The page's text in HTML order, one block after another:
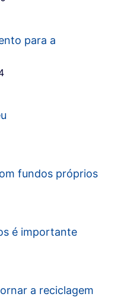
para a
fundos próprios
é importante
a reciclagem